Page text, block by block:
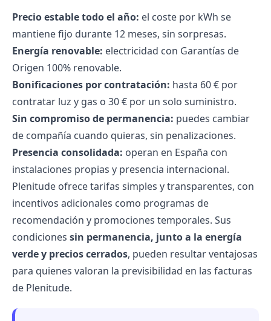
Precio estable todo el año: el coste por kWh se
mantiene fijo durante 12 meses, sin sorpresas.
Energía renovable: electricidad con Garantías de
Origen 100% renovable.
Bonificaciones por contratación: hasta 60 € por
contratar luz y gas o 30 € por un solo suministro.
Sin compromiso de permanencia: puedes cambiar
de compañía cuando quieras, sin penalizaciones.
Presencia consolidada: operan en España con
instalaciones propias y presencia internacional.
Plenitude ofrece tarifas simples y transparentes, con
incentivos adicionales como programas de
recomendación y promociones temporales. Sus
condiciones sin permanencia, junto a la energía
verde y precios cerrados, pueden resultar ventajosas
para quienes valoran la previsibilidad en las facturas
de Plenitude.